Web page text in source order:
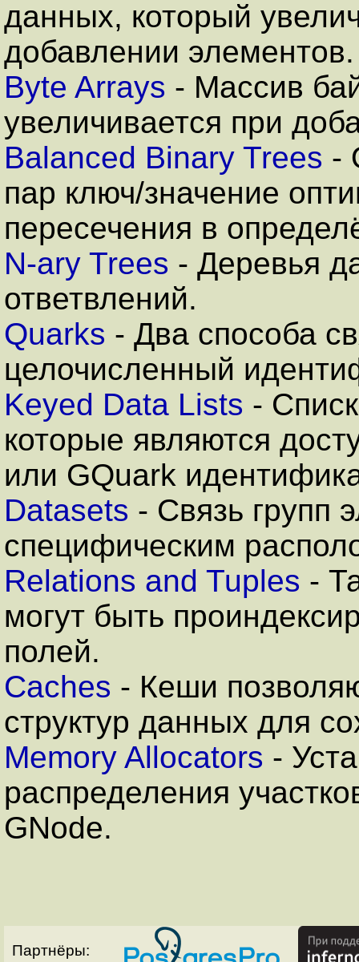
данных, который
добавлении элементов.
Byte Arrays - Массив
увеличивается при
Balanced Binary Trees -
пар ключ/значение
пересечения в
N-ary Trees - Деревья
ответвлений.
Quarks - Два способа
целочисленный
Keyed Data Lists -
которые являются
или GQuark
Datasets - Связь групп
специфическим
Relations and Tuples -
могут быть
полей.
Caches - Кеши
структур данных для
Memory Allocators -
распределения
GNode.
Партнёры: